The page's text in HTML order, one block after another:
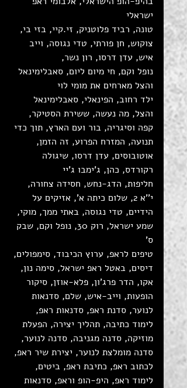
ישראלי
טונה, רביד פלוטניק, זי.קיי, בזי בי,
צוקוש, חן פורתי, טדי נגוסה, וייב
איש, עדן דרסו, רון נשר,
נופל וקם, חי מיום ליום, סאבלימינאל
והצל מארחים את מומי לוי
ילד רחוב, הפינאלי, סאבלימינאל
והצל, מה נעשה, ששירת הסטיקר,
קפה וסיגריה, בור ועם הארץ, תוך כדי
תנועה, המזרח הפרוע, זה הזמן,
אוטובוסים, עדן דרסו, שיגולה
רקורדס, כהן, ג'ימבו ג'יי
חליפות, הדג-נחש, חסידה צחורה,
י''א 2, שלום כיתה א', אזיקים על
הידיים, טדי נגוסה, באתי ממך, מוקי,
שמע ישראל, רוק 30, נופל וקם, שבק
ס'
טיפים לראפ, ערוץ הכיבוד, סימפולים,
דיסים, באטל ראפ ישראל, סימה נון,
אקו, הדר פרג'ון, פלא-אוזן, סיקור
הופעות, וייב-איש, שלם, סדנאות
לנוער, סדנת ראפ, סדנאות ראפ,
לימוד כתיבה, תהליך יצירה, הפעלת
מוזיקה, סדנה מגניבה, סדנה לנוער,
סדנה מומלצת לנוער, יצירת שיר ראפ,
לכתוב ראפ, כתיבת ראפ, ביטים,
לימוד ראפ, היפ-הופ וראפ, סדנאות